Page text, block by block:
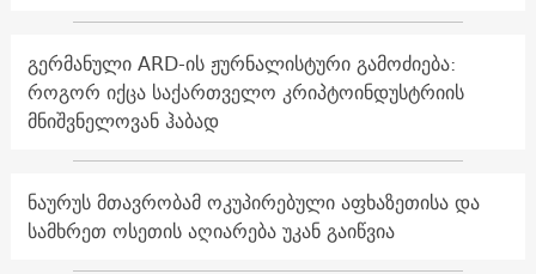
გერმანული ARD-ის ჟურნალისტური გამოძიება:
როგორ იქცა საქართველო კრიპტოინდუსტრიის
მნიშვნელოვან ჰაბად
ნაურუს მთავრობამ ოკუპირებული აფხაზეთისა და
სამხრეთ ოსეთის აღიარება უკან გაიწვია